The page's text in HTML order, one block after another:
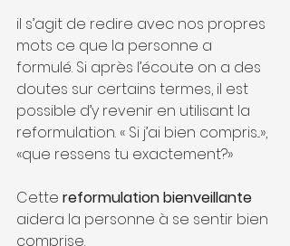
il s’agit de redire avec nos propres
mots ce que la personne a
formulé. Si après l’écoute on a des
doutes sur certains termes, il est
possible d’y revenir en utilisant la
reformulation. « Si j’ai bien compris...»,
«que ressens tu exactement?»
Cette reformulation bienveillante
aidera la personne à se sentir bien
comprise.